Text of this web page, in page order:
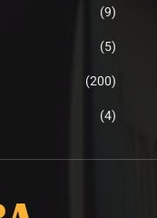
(9)
(5)
(200)
(4)